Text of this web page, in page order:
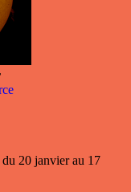
du 20 janvier au 17